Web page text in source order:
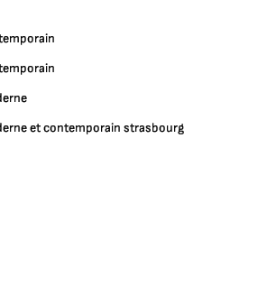
et contemporain strasbourg